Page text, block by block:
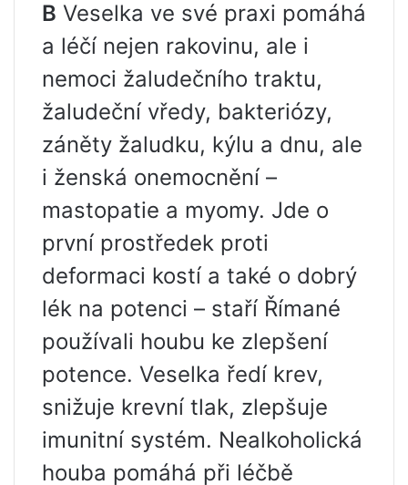
В Veselka ve své praxi pomáhá
a léčí nejen rakovinu, ale i
nemoci žaludečního traktu,
žaludeční vředy, bakteriózy,
záněty žaludku, kýlu a dnu, ale
i ženská onemocnění –
mastopatie a myomy. Jde o
první prostředek proti
deformaci kostí a také o dobrý
lék na potenci – staří Římané
používali houbu ke zlepšení
potence. Veselka ředí krev,
snižuje krevní tlak, zlepšuje
imunitní systém. Nealkoholická
houba pomáhá při léčbě